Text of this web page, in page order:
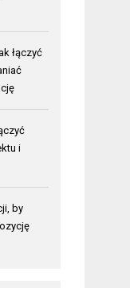
łączyć
i
by